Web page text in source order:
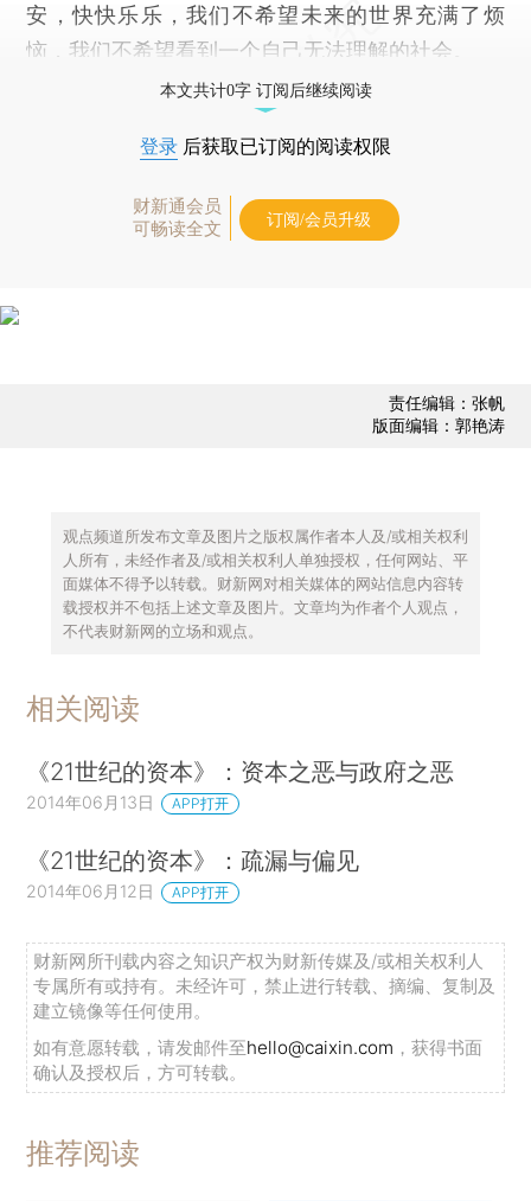
安，快快乐乐，我们不希望未来的世界充满了烦
恼，我们不希望看到一个自己无法理解的社会。
本文共计0字 订阅后继续阅读
登录 后获取已订阅的阅读权限
财新通会员
可畅读全文
订阅/会员升级
责任编辑：张帆
版面编辑：郭艳涛
观点频道所发布文章及图片之版权属作者本人及/或相关权利
人所有，未经作者及/或相关权利人单独授权，任何网站、平
面媒体不得予以转载。财新网对相关媒体的网站信息内容转
载授权并不包括上述文章及图片。文章均为作者个人观点，
不代表财新网的立场和观点。
相关阅读
《21世纪的资本》：资本之恶与政府之恶
2014年06月13日 APP打开
《21世纪的资本》：疏漏与偏见
2014年06月12日 APP打开
财新网所刊载内容之知识产权为财新传媒及/或相关权利人
专属所有或持有。未经许可，禁止进行转载、摘编、复制及
建立镜像等任何使用。
如有意愿转载，请发邮件至hello@caixin.com ，获得书面
确认及授权后，方可转载。
推荐阅读